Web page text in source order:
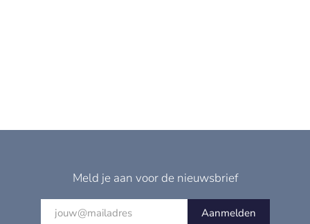
Meld je aan voor de nieuwsbrief
Aanmelden